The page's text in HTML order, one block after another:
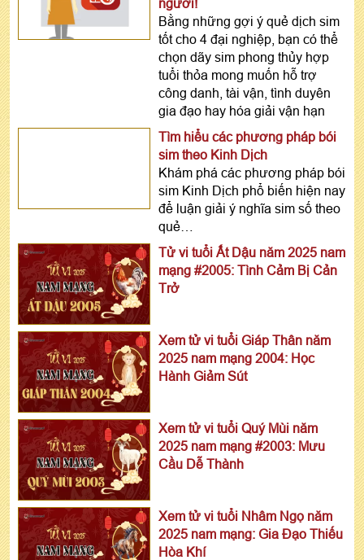
người!
Bằng những gợi ý quẻ dịch sim
tốt cho 4 đại nghiệp, bạn có thể
chọn dãy sim phong thủy hợp
tuổi thỏa mong muốn hỗ trợ
công danh, tài vận, tình duyên
gia đạo hay hóa giải vận hạn
Tìm hiểu các phương pháp bói
sim theo Kinh Dịch
Khám phá các phương pháp bói
sim Kinh Dịch phổ biến hiện nay
để luận giải ý nghĩa sim số theo
quẻ…
Tử vi tuổi Ất Dậu năm 2025 nam
mạng #2005: Tình Cảm Bị Cản
Trở
Xem tử vi tuổi Giáp Thân năm
2025 nam mạng 2004: Học
Hành Giảm Sút
Xem tử vi tuổi Quý Mùi năm
2025 nam mạng #2003: Mưu
Cầu Dễ Thành
Xem tử vi tuổi Nhâm Ngọ năm
2025 nam mạng: Gia Đạo Thiếu
Hòa Khí